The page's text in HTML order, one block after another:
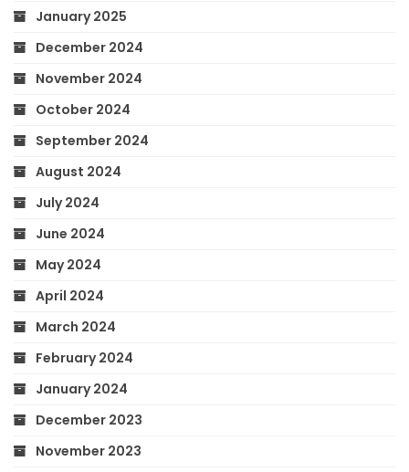
January 2025
December 2024
November 2024
October 2024
September 2024
August 2024
July 2024
June 2024
May 2024
April 2024
March 2024
February 2024
January 2024
December 2023
November 2023